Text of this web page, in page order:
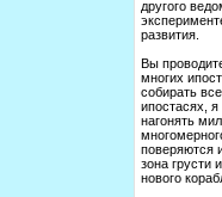
другого
развития.
Вы
многих
собирать
ипостасях,
нагонять
поверяются
зона грусти
нового